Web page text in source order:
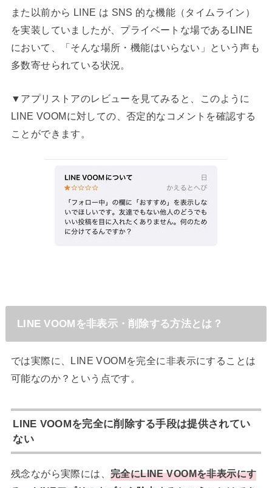
また以前から LINE は SNS 的な機能（タイムライン）
を実装していましたが、プライベートな場であるLINE
において、「そんな場所・機能はいらない」という声も
多数寄せられている状況。
▼アプリストアのレビューを見てみると、このように
LINE VOOMに対しての、否定的なコメントを確認する
ことができます。
LINE VOOMを非表示・削除する方法とは？
では実際に、LINE VOOMを完全に非表示にすることは
可能なのか？という点です。
LINE VOOMを完全に削除する手段は提供されてい
ない
残念ながら実際には、完全にLINE VOOMを非表示にす